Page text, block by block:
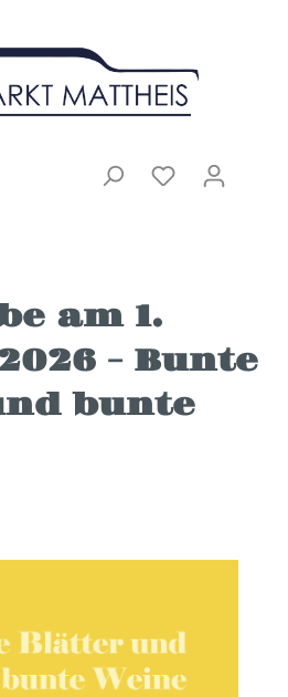
am 1.
- Bunte
bunte